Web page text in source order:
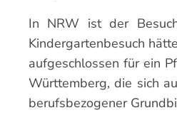
In NRW ist der
Kindergartenbesuch
aufgeschlossen für ein
Württemberg, die sich
berufsbezogener